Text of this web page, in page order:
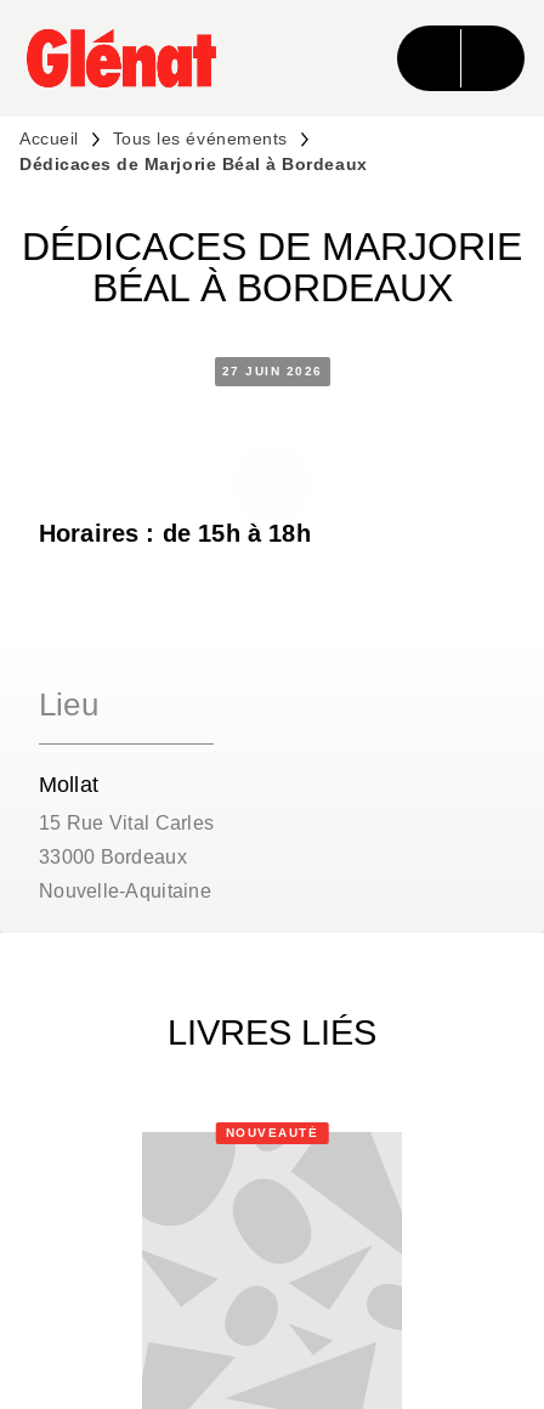
MENU RECHERCHE CONTENU
PIED DE PAGE
Accueil
Tous les événements
Dédicaces de Marjorie Béal à Bordeaux
DÉDICACES DE MARJORIE
BÉAL À BORDEAUX
27 JUIN 2026
Horaires : de 15h à 18h
Lieu
Mollat
15 Rue Vital Carles
33000 Bordeaux
Nouvelle-Aquitaine
LIVRES LIÉS
NOUVEAUTÉ